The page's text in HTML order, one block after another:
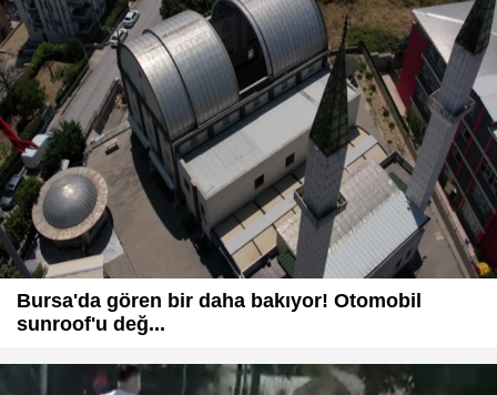
Bursa'da gören bir daha bakıyor! Otomobil
sunroof'u değ...